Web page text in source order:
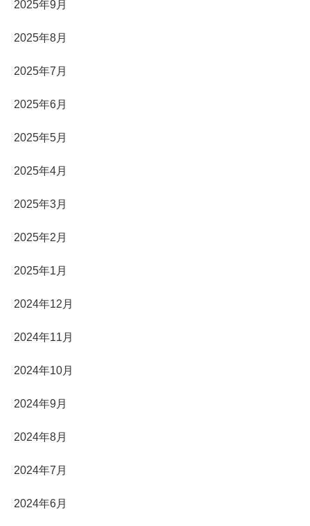
2025年9月
2025年8月
2025年7月
2025年6月
2025年5月
2025年4月
2025年3月
2025年2月
2025年1月
2024年12月
2024年11月
2024年10月
2024年9月
2024年8月
2024年7月
2024年6月